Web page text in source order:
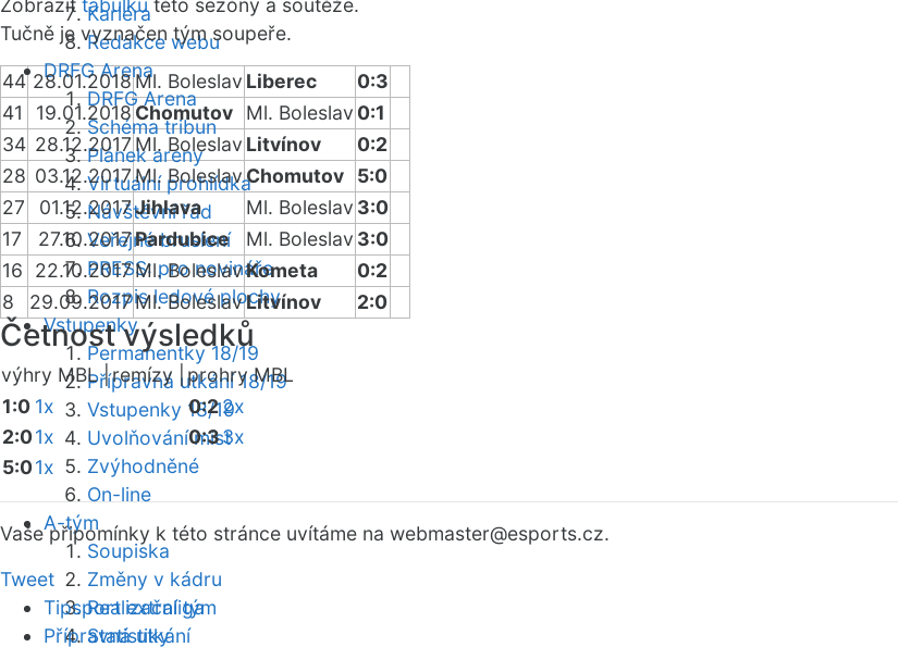
Kariéra
Redakce webu
DRFG Arena
DRFG Arena
Schéma tribun
Plánek areny
Virtuální prohlídka
Návštěvní řád
Veřejné bruslení
PRESS: pro novináře
Rozpis ledové plochy
Vstupenky
Permanentky 18/19
Přípravná utkání 18/19
Vstupenky 18/19
Uvolňování míst
Zvýhodněné
On-line
A-tým
Soupiska
Změny v kádru
Realizační tým
Statistiky
Zobrazit tabulku této sezóny a soutěže.
Tučně je vyznačen tým soupeře.
44 28.01.2018 Ml. Boleslav Liberec
0:3
41
19.01.2018Chomutov Ml. Boleslav 0:1
34 28.12.2017 Ml. Boleslav Litvínov
0:2
28 03.12.2017Ml. BoleslavChomutov
5:0
27
01.12.2017Jihlava Ml. Boleslav 3:0
17
27.10.2017Pardubice Ml. Boleslav 3:0
16
22.10.2017Ml. BoleslavKometa
0:2
8
29.09.2017Ml. BoleslavLitvínov 2:0
Četnost výsledků
výhry MBL |remízy |prohry MBL
1:0 1x
2:01x
5:01x
0:22x
0:33x
Vaše připomínky k této stránce uvítáme na webmaster@esports.cz.
Tweet
Tipsport extraliga
Přípravná utkání